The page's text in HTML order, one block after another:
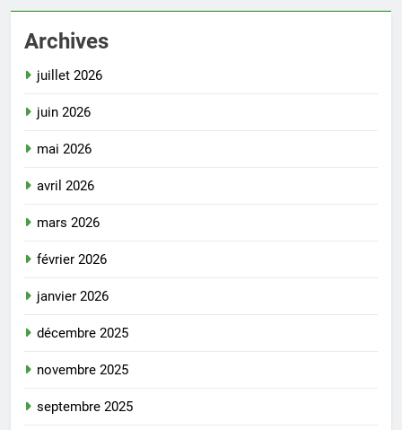
Archives
juillet 2026
juin 2026
mai 2026
avril 2026
mars 2026
février 2026
janvier 2026
décembre 2025
novembre 2025
septembre 2025